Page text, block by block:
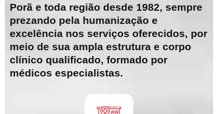
Porã e toda região desde 1982, sempre
prezando pela humanização e
excelência nos serviços oferecidos, por
meio de sua ampla estrutura e corpo
clínico qualificado, formado por
médicos especialistas.